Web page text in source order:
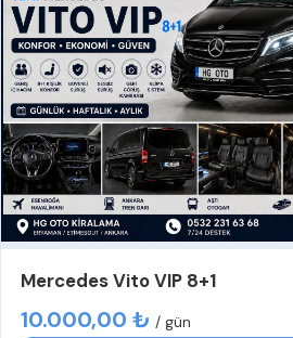
Mercedes Vito VIP 8+1
10.000,00 ₺ / gün